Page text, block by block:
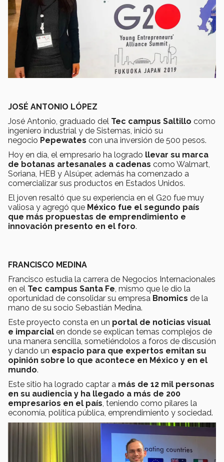
JOSÉ ANTONIO LÓPEZ
José Antonio, graduado del Tec campus Saltillo como
ingeniero industrial y de Sistemas, inició su
negocio Pepewates con una inversión de 500 pesos.
Hoy en día, el empresario ha logrado llevar su marca
de botanas artesanales a cadenas como Walmart,
Soriana, HEB y Alsúper, además ha comenzado a
comercializar sus productos en Estados Unidos.
El joven resaltó que su experiencia en el G20 fue muy
valiosa y agregó que México fue el segundo país
que más propuestas de emprendimiento e
innovación presento en el foro.
FRANCISCO MEDINA
Francisco estudia la carrera de Negocios Internacionales
en el Tec campus Santa Fe, mismo que le dio la
oportunidad de consolidar su empresa Bnomics de la
mano de su socio Sebastián Medina.
Este proyecto consta en un portal de noticias visual
e imparcial en donde se explican temas complejos de
una manera sencilla, sometiéndolos a foros de discusión
y dando un espacio para que expertos emitan su
opinión sobre lo que acontece en México y en el
mundo.
Este sitio ha logrado captar a más de 12 mil personas
en su audiencia y ha llegado a más de 200
empresarios en el país, teniendo como pilares la
economía, política pública, emprendimiento y sociedad.